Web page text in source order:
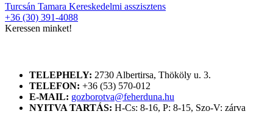
Turcsán Tamara Kereskedelmi asszisztens
+36 (30) 391-4088
Keressen minket!
TELEPHELY: 2730 Albertirsa, Thököly u. 3.
TELEFON: +36 (53) 570-012
E-MAIL: gozborotva@feherduna.hu
NYITVA TARTÁS: H-Cs: 8-16, P: 8-15, Szo-V: zárva